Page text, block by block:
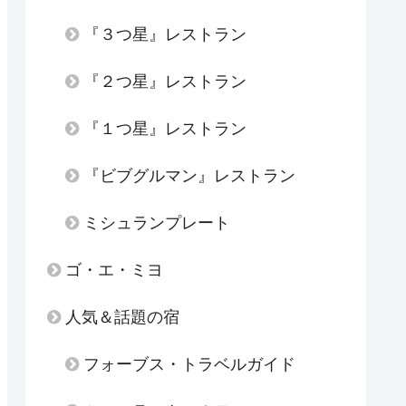
『３つ星』レストラン
『２つ星』レストラン
『１つ星』レストラン
『ビブグルマン』レストラン
ミシュランプレート
ゴ・エ・ミヨ
人気＆話題の宿
フォーブス・トラベルガイド